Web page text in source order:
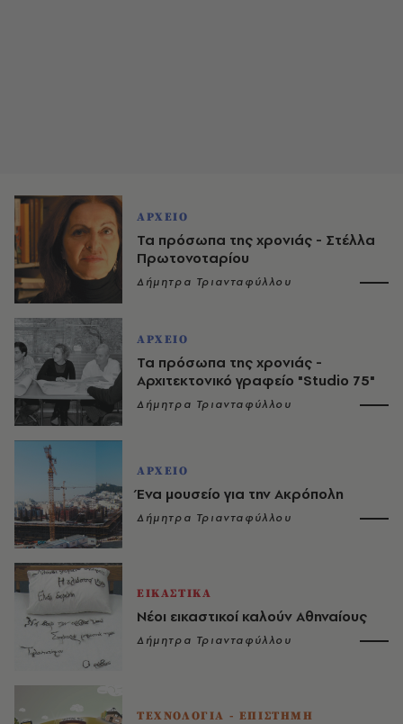
ΑΡΧΕΙΟ
Τα πρόσωπα της χρονιάς - Στέλλα
Πρωτονοταρίου
Δήμητρα Τριανταφύλλου
ΑΡΧΕΙΟ
Τα πρόσωπα της χρονιάς -
Αρχιτεκτονικό γραφείο "Studio 75"
Δήμητρα Τριανταφύλλου
ΑΡΧΕΙΟ
Ένα μουσείο για την Ακρόπολη
Δήμητρα Τριανταφύλλου
ΕΙΚΑΣΤΙΚΑ
Νέοι εικαστικοί καλούν Αθηναίους
Δήμητρα Τριανταφύλλου
ΤΕΧΝΟΛΟΓΙΑ - ΕΠΙΣΤΗΜΗ